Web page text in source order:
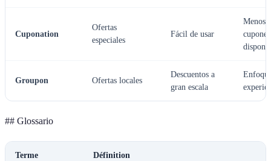
Cuponation
Ofertas
especiales
Fácil de usar
Menos
cupones
Groupon Ofertas locales
Descuentos a
gran escala
## Glossario
Terme Définition